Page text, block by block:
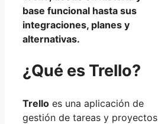
base funcional hasta sus
integraciones, planes y
alternativas.
¿Qué es Trello?
Trello es una aplicación de
gestión de tareas y proyectos